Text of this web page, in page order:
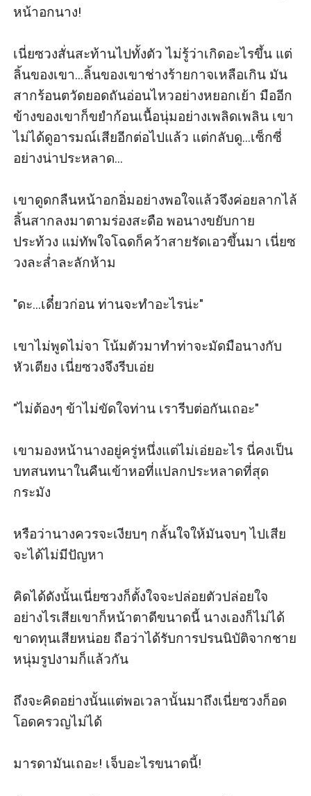
หน้าอกนาง!
เนี่ยซวงสั่นสะท้านไปทั้งตัว ไม่รู้ว่าเกิดอะไรขึ้น แต่
ลิ้นของเขา...ลิ้นของเขาช่างร้ายกาจเหลือเกิน มัน
สากร้อนตวัดยอดถันอ่อนไหวอย่างหยอกเย้า มืออีก
ข้างของเขาก็ขยำก้อนเนื้อนุ่มอย่างเพลิดเพลิน เขา
ไม่ได้ดูอารมณ์เสียอีกต่อไปแล้ว แต่กลับดู...เซ็กซี่
อย่างน่าประหลาด...
เขาดูดกลืนหน้าอกอิ่มอย่างพอใจแล้วจึงค่อยลากไล้
ลิ้นสากลงมาตามร่องสะดือ พอนางขยับกาย
ประท้วง แม่ทัพใจโฉดก็คว้าสายรัดเอวขึ้นมา เนี่ยซ
วงละล่ำละลักห้าม
"ดะ...เดี๋ยวก่อน ท่านจะทำอะไรน่ะ"
เขาไม่พูดไม่จา โน้มตัวมาทำท่าจะมัดมือนางกับ
หัวเตียง เนี่ยซวงจึงรีบเอ่ย
"ไม่ต้องๆ ข้าไม่ขัดใจท่าน เรารีบต่อกันเถอะ"
เขามองหน้านางอยู่ครู่หนึ่งแต่ไม่เอ่ยอะไร นี่คงเป็น
บทสนทนาในคืนเข้าหอที่แปลกประหลาดที่สุด
กระมัง
หรือว่านางควรจะเงียบๆ กลั้นใจให้มันจบๆ ไปเสีย
จะได้ไม่มีปัญหา
คิดได้ดังนั้นเนี่ยซวงก็ตั้งใจจะปล่อยตัวปล่อยใจ
อย่างไรเสียเขาก็หน้าตาดีขนาดนี้ นางเองก็ไม่ได้
ขาดทุนเสียหน่อย ถือว่าได้รับการปรนนิบัติจากชาย
หนุ่มรูปงามก็แล้วกัน
ถึงจะคิดอย่างนั้นแต่พอเวลานั้นมาถึงเนี่ยซวงก็อด
โอดครวญไม่ได้
มารดามันเถอะ! เจ็บอะไรขนาดนี้!